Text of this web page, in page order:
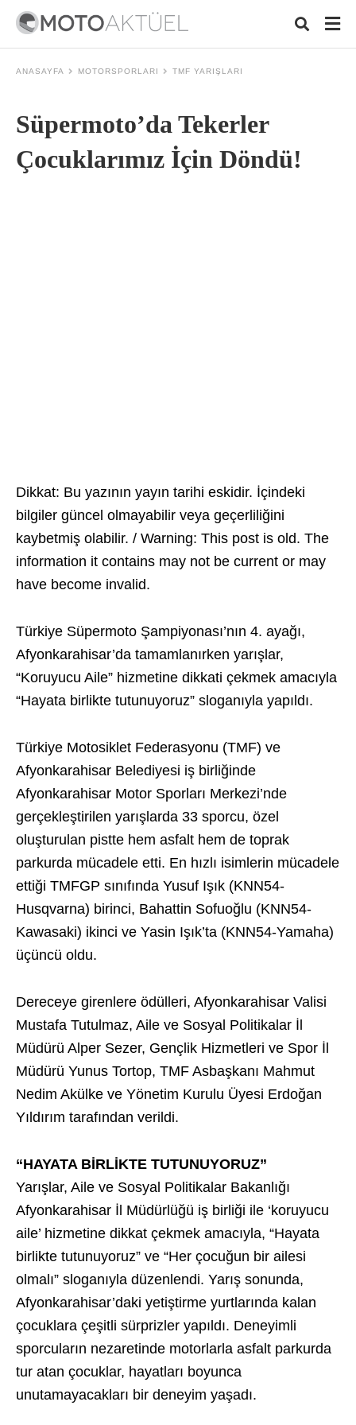
ANASAYFA MOTORSPORLARI TMF YARIŞLARI
Süpermoto’da Tekerler
Çocuklarımız İçin Döndü!
Dikkat: Bu yazının yayın tarihi eskidir. İçindeki
bilgiler güncel olmayabilir veya geçerliliğini
kaybetmiş olabilir. / Warning: This post is old. The
information it contains may not be current or may
have become invalid.
Türkiye Süpermoto Şampiyonası’nın 4. ayağı,
Afyonkarahisar’da tamamlanırken yarışlar,
“Koruyucu Aile” hizmetine dikkati çekmek amacıyla
“Hayata birlikte tutunuyoruz” sloganıyla yapıldı.
Türkiye Motosiklet Federasyonu (TMF) ve
Afyonkarahisar Belediyesi iş birliğinde
Afyonkarahisar Motor Sporları Merkezi’nde
gerçekleştirilen yarışlarda 33 sporcu, özel
oluşturulan pistte hem asfalt hem de toprak
parkurda mücadele etti. En hızlı isimlerin mücadele
ettiği TMFGP sınıfında Yusuf Işık (KNN54-
Husqvarna) birinci, Bahattin Sofuoğlu (KNN54-
Kawasaki) ikinci ve Yasin Işık’ta (KNN54-Yamaha)
üçüncü oldu.
Dereceye girenlere ödülleri, Afyonkarahisar Valisi
Mustafa Tutulmaz, Aile ve Sosyal Politikalar İl
Müdürü Alper Sezer, Gençlik Hizmetleri ve Spor İl
Müdürü Yunus Tortop, TMF Asbaşkanı Mahmut
Nedim Akülke ve Yönetim Kurulu Üyesi Erdoğan
Yıldırım tarafından verildi.
“HAYATA BİRLİKTE TUTUNUYORUZ”
Yarışlar, Aile ve Sosyal Politikalar Bakanlığı
Afyonkarahisar İl Müdürlüğü iş birliği ile ‘koruyucu
aile’ hizmetine dikkat çekmek amacıyla, “Hayata
birlikte tutunuyoruz” ve “Her çocuğun bir ailesi
olmalı” sloganıyla düzenlendi. Yarış sonunda,
Afyonkarahisar’daki yetiştirme yurtlarında kalan
çocuklara çeşitli sürprizler yapıldı. Deneyimli
sporcuların nezaretinde motorlarla asfalt parkurda
tur atan çocuklar, hayatları boyunca
unutamayacakları bir deneyim yaşadı.